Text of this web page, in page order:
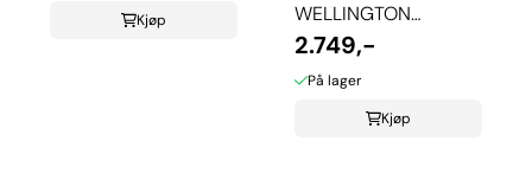
Kjøp
WELLINGTON
SENGETEPPE - BLACK
2.749,-
På lager
Kjøp